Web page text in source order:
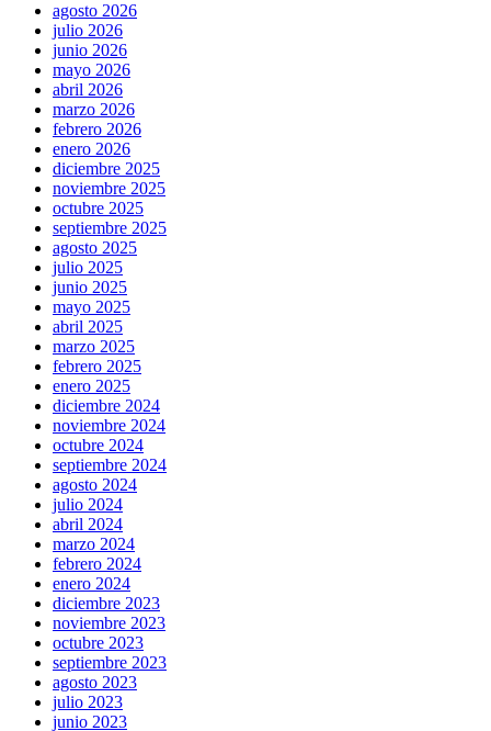
agosto 2026
julio 2026
junio 2026
mayo 2026
abril 2026
marzo 2026
febrero 2026
enero 2026
diciembre 2025
noviembre 2025
octubre 2025
septiembre 2025
agosto 2025
julio 2025
junio 2025
mayo 2025
abril 2025
marzo 2025
febrero 2025
enero 2025
diciembre 2024
noviembre 2024
octubre 2024
septiembre 2024
agosto 2024
julio 2024
abril 2024
marzo 2024
febrero 2024
enero 2024
diciembre 2023
noviembre 2023
octubre 2023
septiembre 2023
agosto 2023
julio 2023
junio 2023